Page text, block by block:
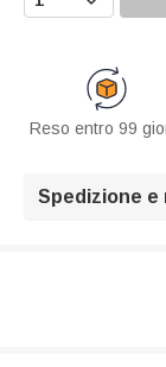
Reso entro 99
Spedizione e